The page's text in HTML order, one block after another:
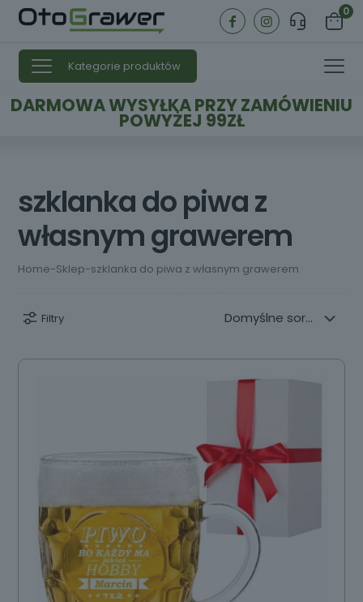
0
Kategorie produktów
DARMOWA WYSYŁKA PRZY ZAMÓWIENIU
POWYŻEJ 99ZŁ
szklanka do piwa z
własnym grawerem
Home-Sklep-szklanka do piwa z własnym grawerem
Filtry